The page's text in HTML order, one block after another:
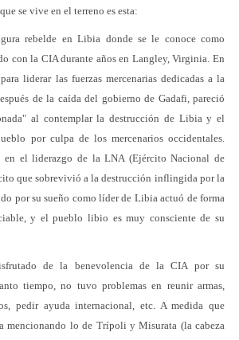
se vive en el terreno es esta:
rebelde en Libia donde se le conoce como
con la CIA durante años en Langley, Virginia. En
liderar las fuerzas mercenarias dedicadas a la
de la caída del gobierno de Gadafi, pareció
al contemplar la destrucción de Libia y el
por culpa de los mercenarios occidentales.
en el liderazgo de la LNA (Ejército Nacional de
que sobrevivió a la destrucción inflingida por la
por su sueño como líder de Libia actuó de forma
y el pueblo libio es muy consciente de su
de la benevolencia de la CIA por su
tiempo, no tuvo problemas en reunir armas,
pedir ayuda internacional, etc. A medida que
mencionando lo de Trípoli y Misurata (la cabeza